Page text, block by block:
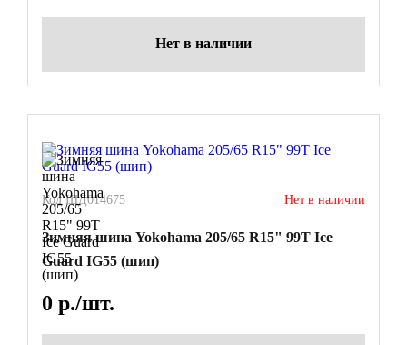
Нет в наличии
Код ШД014675 Нет в наличии
Зимняя шина Yokohama 205/65 R15" 99T Ice
Guard IG55 (шип)
0 р./шт.